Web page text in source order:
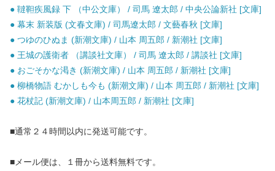
● 韃靼疾風録 下 （中公文庫） / 司馬 遼太郎 / 中央公論新社 [文庫]
● 幕末 新装版 (文春文庫) / 司馬遼太郎 / 文藝春秋 [文庫]
● つゆのひぬま (新潮文庫) / 山本 周五郎 / 新潮社 [文庫]
● 王城の護衛者 （講談社文庫） / 司馬 遼太郎 / 講談社 [文庫]
● おごそかな渇き (新潮文庫) / 山本 周五郎 / 新潮社 [文庫]
● 柳橋物語 むかしも今も (新潮文庫) / 山本 周五郎 / 新潮社 [文庫]
● 花杖記 (新潮文庫) / 山本周五郎 / 新潮社 [文庫]
■通常２４時間以内に発送可能です。
■メール便は、１冊から送料無料です。